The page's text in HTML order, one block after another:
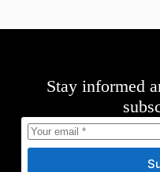
Stay informed